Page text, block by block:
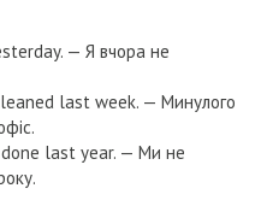
— Я вчора не
last week. — Минулого
last year. — Ми не